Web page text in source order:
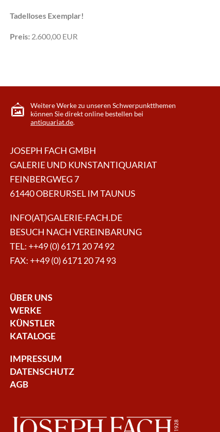
Tadelloses Exemplar!
Preis: 2.600,00 EUR
Weitere Werke zu unseren Schwerpunktthemen
können Sie direkt online bestellen bei
antiquariat.de.
JOSEPH FACH GMBH
GALERIE UND KUNSTANTIQUARIAT
FEINBERGWEG 7
61440 OBERURSEL IM TAUNUS
INFO(AT)GALERIE-FACH.DE
BESUCH NACH VEREINBARUNG
TEL: ++49 (0) 6171 20 74 92
FAX: ++49 (0) 6171 20 74 93
ÜBER UNS
WERKE
KÜNSTLER
KATALOGE
IMPRESSUM
DATENSCHUTZ
AGB